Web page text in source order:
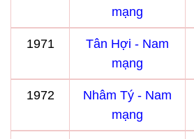
mạng
1971
Tân Hợi - Nam
mạng
1972
Nhâm Tý - Nam
mạng